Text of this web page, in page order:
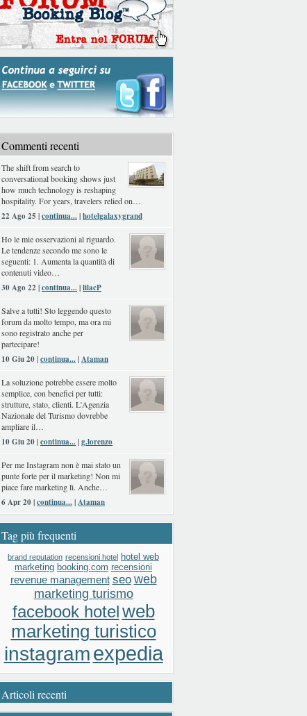
Commenti recenti
The shift from search to
conversational booking shows just
how much technology is reshaping
hospitality. For years, travelers relied on…
22 Ago 25 |continua...|hotelgalaxygrand
Ho le mie osservazioni al riguardo.
Le tendenze secondo me sono le
seguenti: 1. Aumenta la quantità di
contenuti video…
30 Ago 22 |continua...|lilacP
Salve a tutti! Sto leggendo questo
forum da molto tempo, ma ora mi
sono registrato anche per
partecipare!
10 Giu 20 |continua...|Ataman
La soluzione potrebbe essere molto
semplice, con benefici per tutti:
strutture, stato, clienti. L'Agenzia
Nazionale del Turismo dovrebbe
ampliare il…
10 Giu 20 |continua...|g.lorenzo
Per me Instagram non è mai stato un
punte forte per il marketing! Non mi
piace fare marketing lì. Anche…
6 Apr 20 |continua...|Ataman
Tag più frequenti
brand reputation recensioni hotel hotel web
marketing booking.com recensioni
revenue management seo web
marketing turismo
facebook hotelweb
marketing turistico
instagramexpedia
Articoli recenti